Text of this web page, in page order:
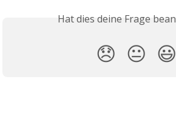
Hat dies deine Frage
😞 😐 😃